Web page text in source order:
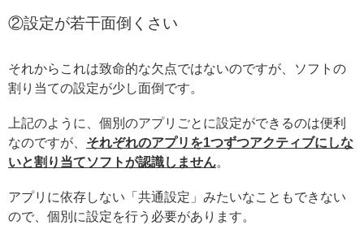
②設定が若干面倒くさい
それからこれは致命的な欠点ではないのですが、ソフトの
割り当ての設定が少し面倒です。
上記のように、個別のアプリごとに設定ができるのは便利
なのですが、 それぞれのアプリを1つずつアクティブにしな
いと割り当てソフトが認識しません。
アプリに依存しない「共通設定」みたいなこともできない
ので、個別に設定を行う必要があります。